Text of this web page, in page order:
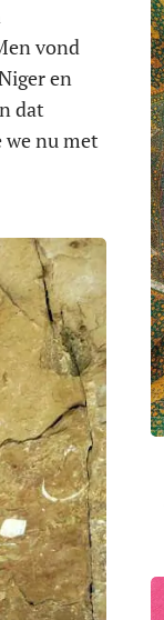
vond
en
dat
nu met